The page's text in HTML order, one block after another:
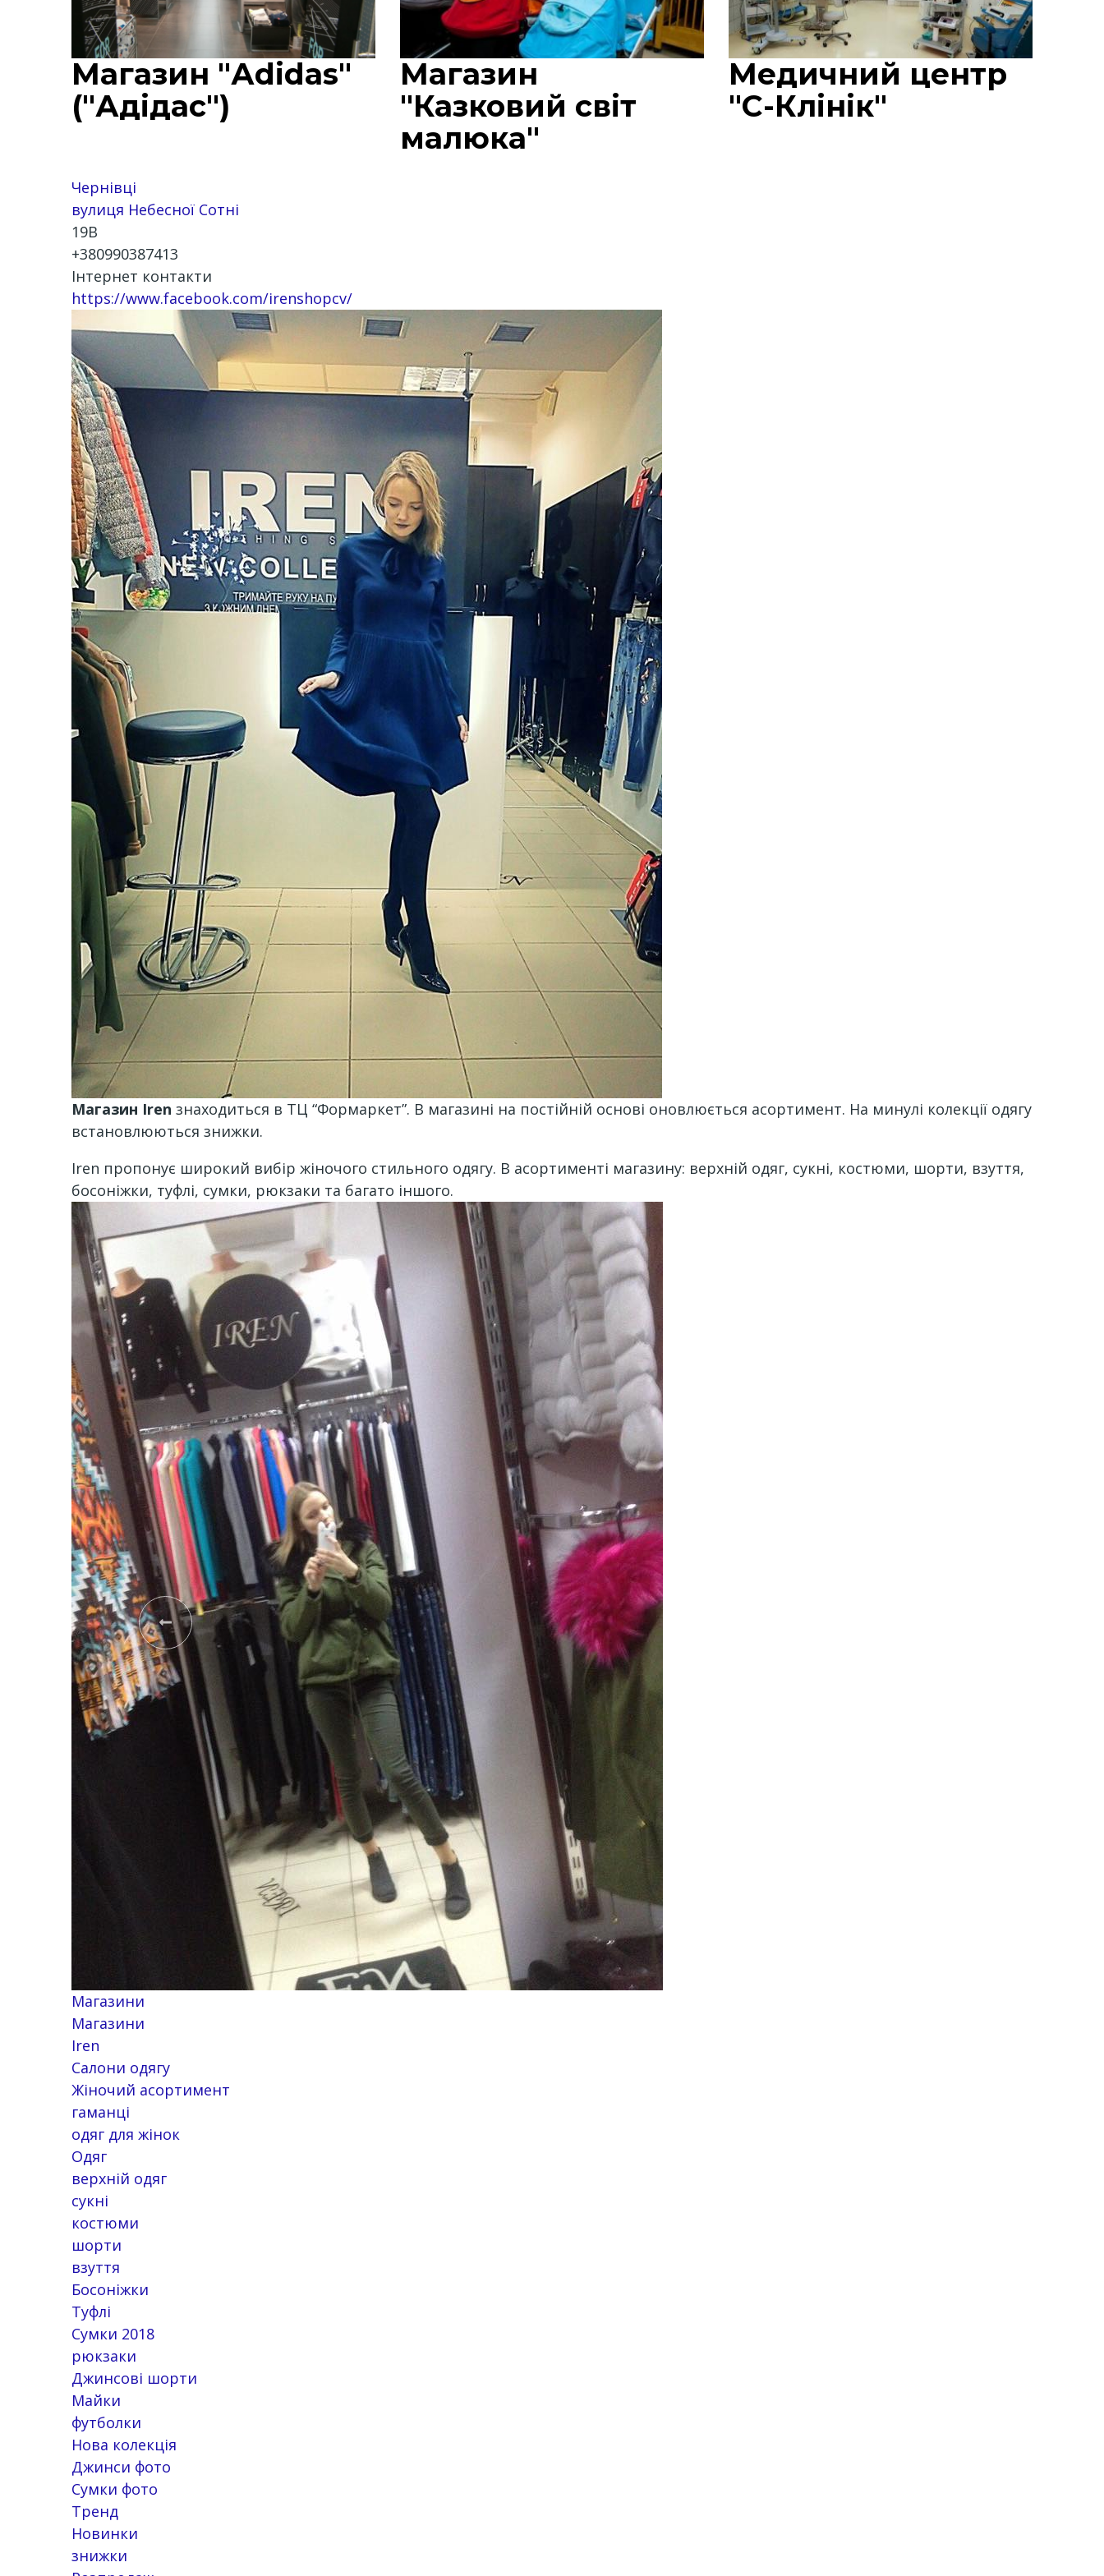
Магазин "Аdidas"
("Адідас")
Магазин
"Казковий світ
малюка"
Медичний центр
"С-Клінік"
Чернівці
вулиця Небесної Сотні
19В
+380990387413
Інтернет контакти
https://www.facebook.com/irenshopcv/
Магазин Iren знаходиться в ТЦ “Формаркет”. В магазині на постійній основі оновлюється асортимент. На минулі колекції одягу
встановлюються знижки.
Iren пропонує широкий вибір жіночого стильного одягу. В асортименті магазину: верхній одяг, сукні, костюми, шорти, взуття,
босоніжки, туфлі, сумки, рюкзаки та багато іншого.
Магазини
Магазини
Iren
Салони одягу
Жіночий асортимент
гаманці
одяг для жінок
Одяг
верхній одяг
сукні
костюми
шорти
взуття
Босоніжки
Туфлі
Сумки 2018
рюкзаки
Джинсові шорти
Майки
футболки
Нова колекція
Джинси фото
Сумки фото
Тренд
Новинки
знижки